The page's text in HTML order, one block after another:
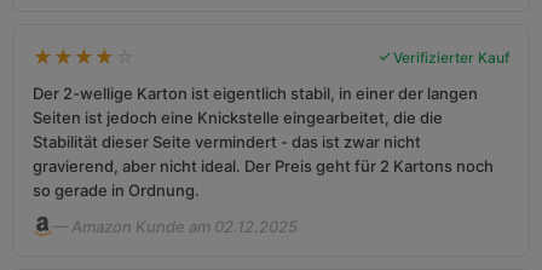
★ ★ ★ ★ Verifizierter Kauf
Der 2-wellige Karton ist eigentlich stabil, in einer der langen
Seiten ist jedoch eine Knickstelle eingearbeitet, die die
Stabilität dieser Seite vermindert - das ist zwar nicht
gravierend, aber nicht ideal. Der Preis geht für 2 Kartons noch
so gerade in Ordnung.
— Amazon Kunde am 02.12.2025